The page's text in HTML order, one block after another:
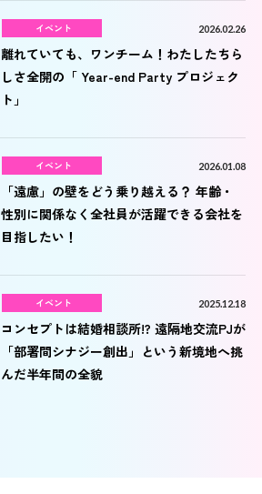
イベント 2026.02.26
離れていても、ワンチーム！わたしたちら
しさ全開の「 Year-end Party プロジェク
ト」
イベント 2026.01.08
「遠慮」の壁をどう乗り越える？ 年齢・
性別に関係なく全社員が活躍できる会社を
目指したい！
イベント 2025.12.18
コンセプトは結婚相談所!? 遠隔地交流PJが
「部署間シナジー創出」という新境地へ挑
んだ半年間の全貌